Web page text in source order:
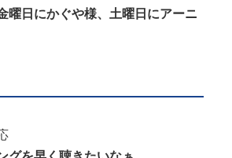
曜日にかぐや様、土曜日にアーニ